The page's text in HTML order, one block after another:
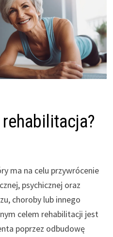
ma na celu przywrócenie
psychicznej oraz
choroby lub innego
celem rehabilitacji jest
poprzez odbudowę